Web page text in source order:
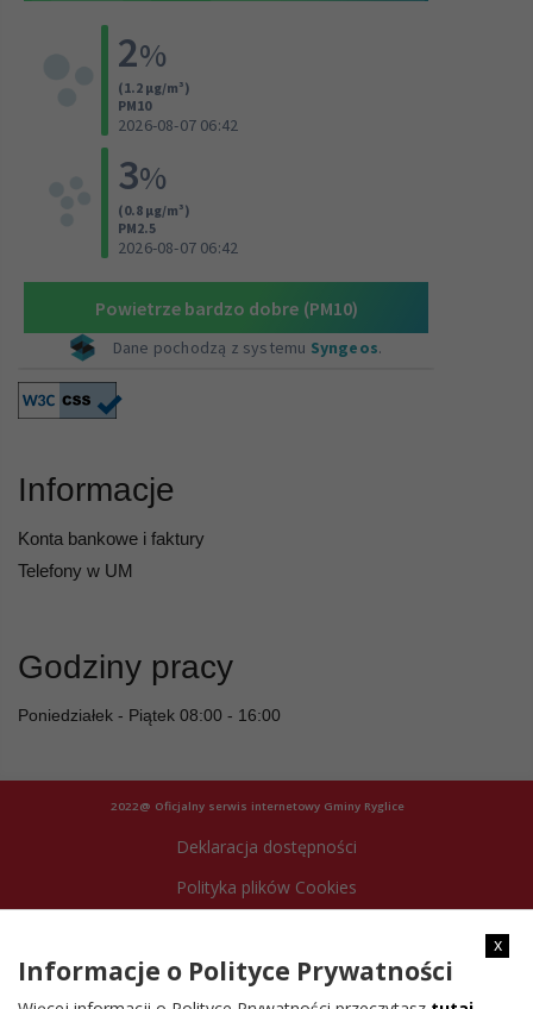
Informacje
Konta bankowe i faktury
Telefony w UM
Godziny pracy
Poniedziałek - Piątek 08:00 - 16:00
2022@ Oficjalny serwis internetowy Gminy Ryglice
Deklaracja dostępności
Polityka plików Cookies
x
Informacje o Polityce Prywatności